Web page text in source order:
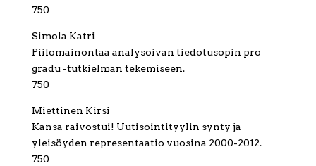
750
Simola Katri
Piilomainontaa analysoivan tiedotusopin pro
gradu -tutkielman tekemiseen.
750
Miettinen Kirsi
Kansa raivostui! Uutisointityylin synty ja
yleisöyden representaatio vuosina 2000-2012.
750